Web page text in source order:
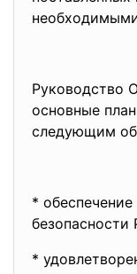
Руководство
основные
следующим
* обеспечение
безопасности
*